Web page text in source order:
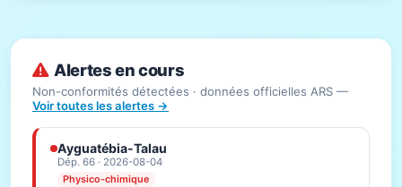
Alertes en cours
Non-conformités détectées · données officielles ARS —
Voir toutes les alertes →
Ayguatébia-Talau
Dép. 66 · 2026-08-04
Physico-chimique